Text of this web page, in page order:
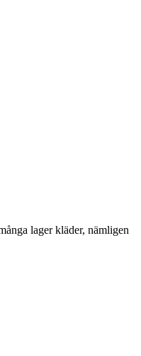
lager kläder, nämligen